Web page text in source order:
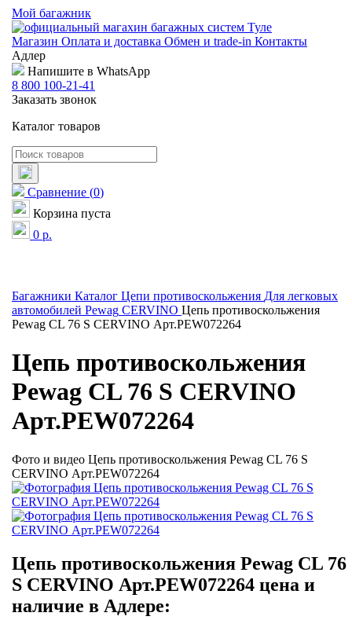
Мой багажник
Магазин Оплата и доставка Обмен и trade-in Контакты
Адлер
Напишите в WhatsApp
8 800 100-21-41
Заказать звонок
Каталог товаров
Сравнение (0)
Корзина пуста
0 р.
Багажники Каталог Цепи противоскольжения Для легковых
автомобилей Pewag CERVINO Цепь противоскольжения
Pewag CL 76 S CERVINO Арт.PEW072264
Цепь противоскольжения
Pewag CL 76 S CERVINO
Арт.PEW072264
Фото и видео Цепь противоскольжения Pewag CL 76 S
CERVINO Арт.PEW072264
Цепь противоскольжения Pewag CL 76
S CERVINO Арт.PEW072264 цена и
наличие в Адлере: